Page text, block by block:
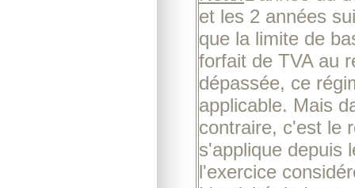
et les 2 années
que la limite de
forfait de TVA au
dépassée, ce
applicable. Mais
contraire, c'est le
s'applique depuis
l'exercice